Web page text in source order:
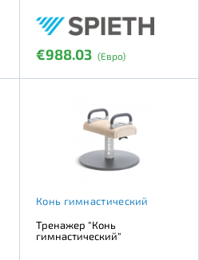
€988.03 (Евро)
Конь гимнастический
Тренажер "Конь
гимнастический"